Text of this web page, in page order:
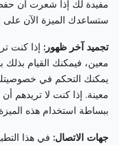
مفيدة لك إذا شعرت أن
ستساعدك الميزة الآن
تجميد آخر ظهور: إذا كنت
معين، فيمكنك القيام
يمكنك التحكم في
معينة. إذا كنت لا تريدهم
ببساطة استخدام هذه الميزة
جهات الاتصال: في هذا